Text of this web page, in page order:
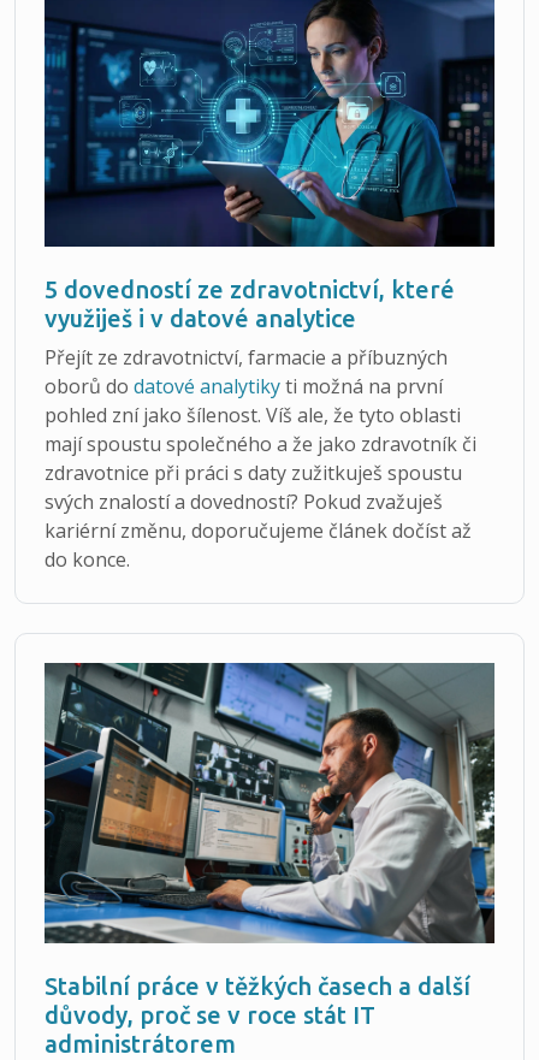
5 dovedností ze zdravotnictví, které
využiješ i v datové analytice
Přejít ze zdravotnictví, farmacie a příbuzných
oborů do datové analytikyti možná na první
pohled zní jako šílenost. Víš ale, že tyto oblasti
mají spoustu společného a že jako zdravotník či
zdravotnice při práci s daty zužitkuješ spoustu
svých znalostí a dovedností? Pokud zvažuješ
kariérní změnu, doporučujeme článek dočíst až
do konce.
Stabilní práce v těžkých časech a další
důvody, proč se v roce stát IT
administrátorem